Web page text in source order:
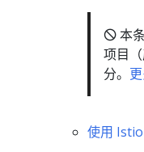
🛇 本
项目
分。
使用